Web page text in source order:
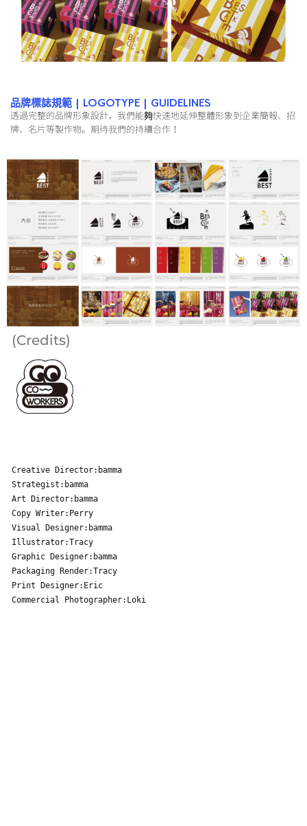
品牌標誌規範 | LOGOTYPE | GUIDELINES
透過完整的品牌形象設計，我們能夠快速地延伸整體形象到企業簡報、招
牌、名片等製作物。期待我們的持續合作！
(Credits)
Creative Director:bamma
Strategist:bamma
Art Director:bamma
Copy Writer:Perry
Visual Designer:bamma
Illustrator:Tracy
Graphic Designer:bamma
Packaging Render:Tracy
Print Designer:Eric
Commercial Photographer:Loki